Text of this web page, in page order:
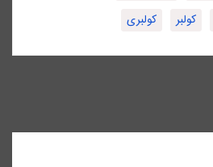
کولبر کولبری